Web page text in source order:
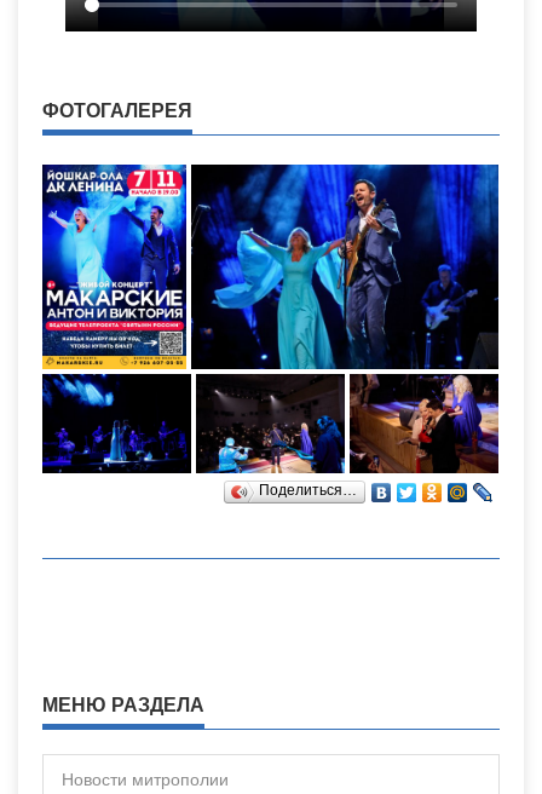
ФОТОГАЛЕРЕЯ
Поделиться…
МЕНЮ РАЗДЕЛА
Новости митрополии